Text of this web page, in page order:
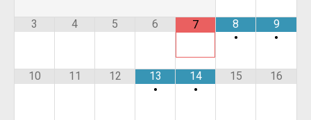
3 4 5 6 7
8
•
9
•
10 11 12
13
•
14
•
15 16